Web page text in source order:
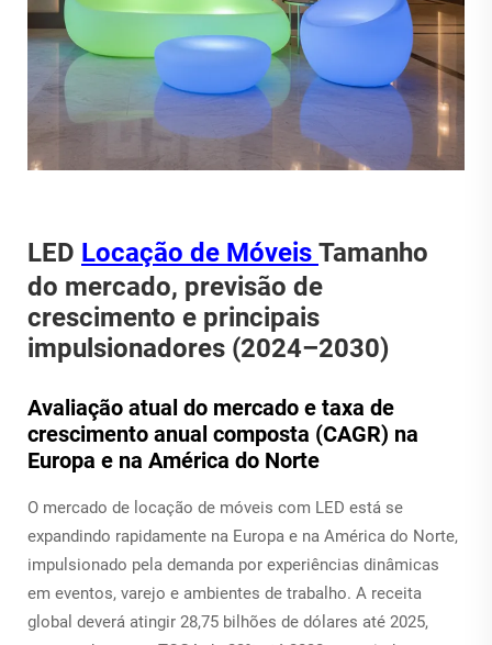
LED Locação de Móveis Tamanho
do mercado, previsão de
crescimento e principais
impulsionadores (2024–2030)
Avaliação atual do mercado e taxa de
crescimento anual composta (CAGR) na
Europa e na América do Norte
O mercado de locação de móveis com LED está se
expandindo rapidamente na Europa e na América do Norte,
impulsionado pela demanda por experiências dinâmicas
em eventos, varejo e ambientes de trabalho. A receita
global deverá atingir 28,75 bilhões de dólares até 2025,